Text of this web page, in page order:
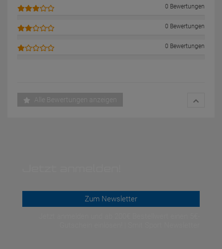
0 Bewertungen
0 Bewertungen
0 Bewertungen
Alle Bewertungen anzeigen
Zum Newsletter